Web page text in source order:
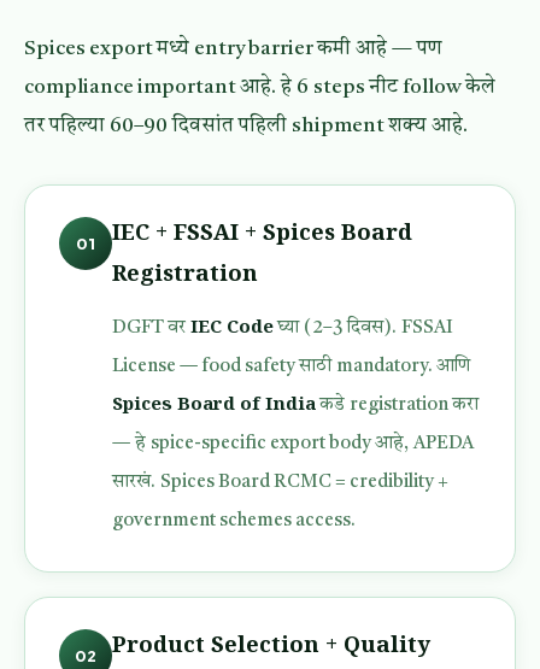
Spices export मध्ये entry barrier कमी आहे — पण
compliance important आहे. हे 6 steps नीट follow केले
तर पहिल्या 60–90 दिवसांत पहिली shipment शक्य आहे.
01
IEC + FSSAI + Spices Board
Registration
DGFT वर IEC Code घ्या (2–3 दिवस). FSSAI
License — food safety साठी mandatory. आणि
Spices Board of India कडे registration करा
— हे spice-specific export body आहे, APEDA
सारखं. Spices Board RCMC = credibility +
government schemes access.
02 Product Selection + Quality